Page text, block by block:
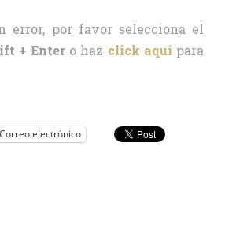
error, por favor selecciona el
+ Enter o haz click aquí para
Correo electrónico